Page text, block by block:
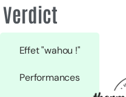
Verdict
Effet "wahou !"
Performances